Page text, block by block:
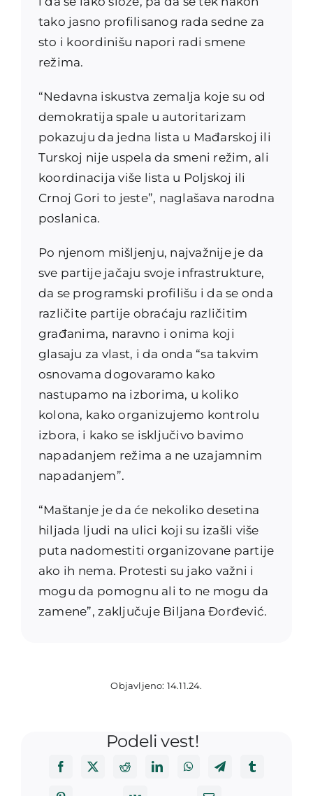
tako jasno profilisanog rada sedne za
sto i koordinišu napori radi smene
režima.
“Nedavna iskustva zemalja koje su od
demokratija spale u autoritarizam
pokazuju da jedna lista u Mađarskoj ili
Turskoj nije uspela da smeni režim, ali
koordinacija više lista u Poljskoj ili
Crnoj Gori to jeste”, naglašava narodna
poslanica.
Po njenom mišljenju, najvažnije je da
sve partije jačaju svoje infrastrukture,
da se programski profilišu i da se onda
različite partije obraćaju različitim
građanima, naravno i onima koji
glasaju za vlast, i da onda “sa takvim
osnovama dogovaramo kako
nastupamo na izborima, u koliko
kolona, kako organizujemo kontrolu
izbora, i kako se isključivo bavimo
napadanjem režima a ne uzajamnim
napadanjem”.
“Maštanje je da će nekoliko desetina
hiljada ljudi na ulici koji su izašli više
puta nadomestiti organizovane partije
ako ih nema. Protesti su jako važni i
mogu da pomognu ali to ne mogu da
zamene”, zaključuje Biljana Đorđević.
Objavljeno: 14.11.24.
Podeli vest!